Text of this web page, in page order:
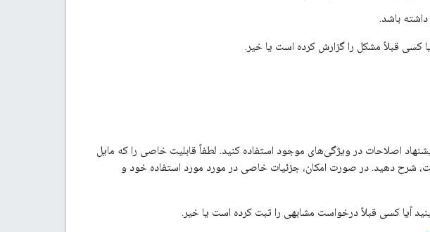
باشد.
کسی قبلاً مشکل را گزارش کرده است یا خیر.
اصلاحات در ویژگی‌های موجود استفاده کنید. لطفاً قابلیت خاصی را که مایل
شرح دهید. در صورت امکان، جزئیات خاصی در مورد مورد استفاده خود و
آیا کسی قبلاً درخواست مشابهی را ثبت کرده است یا خیر.